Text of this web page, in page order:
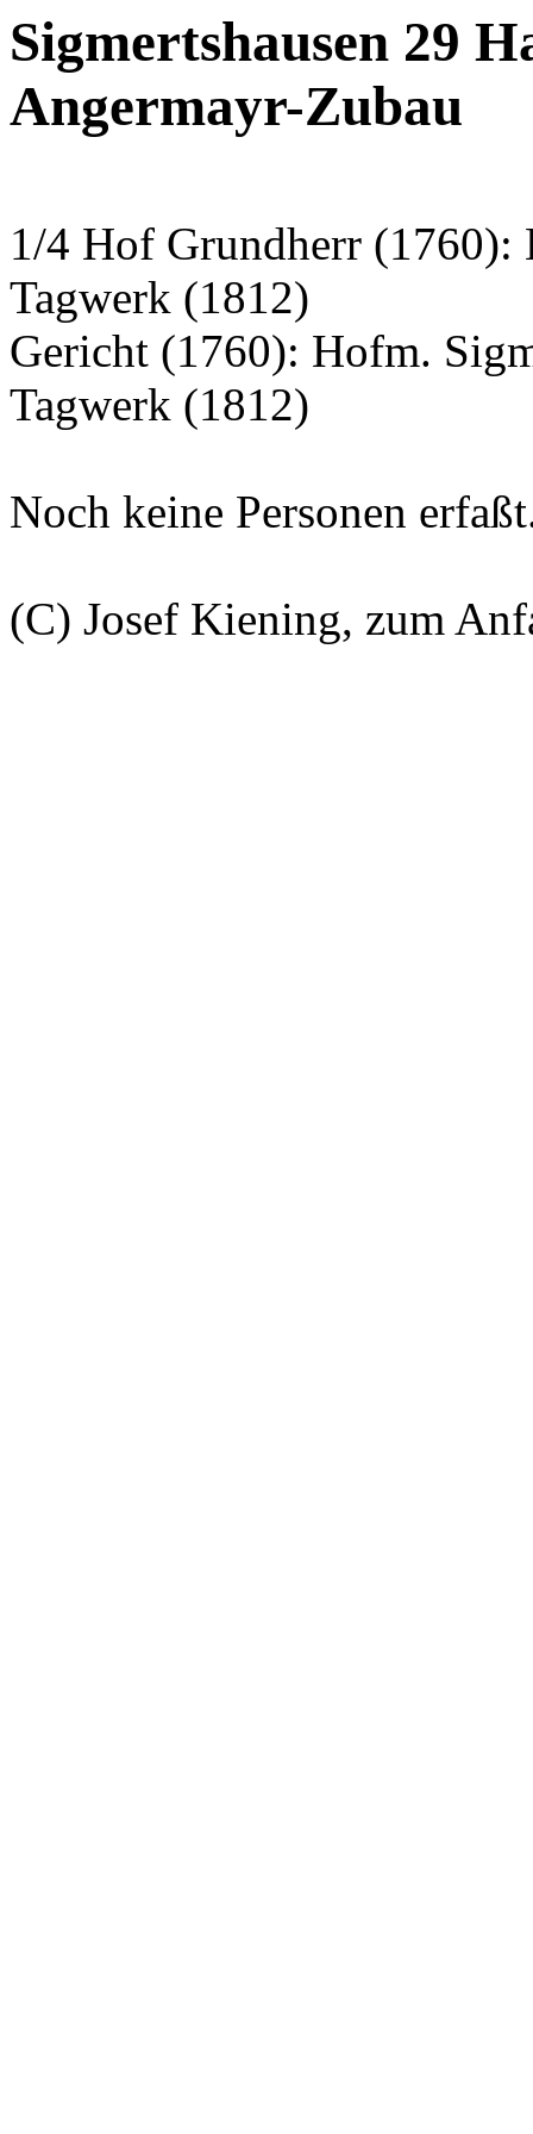
Sigmertshausen 29
Angermayr-Zubau
1/4 Hof Grundherr (1760):
Tagwerk (1812)
Gericht (1760): Hofm.
Tagwerk (1812)
Noch keine Personen
(C) Josef Kiening, zum